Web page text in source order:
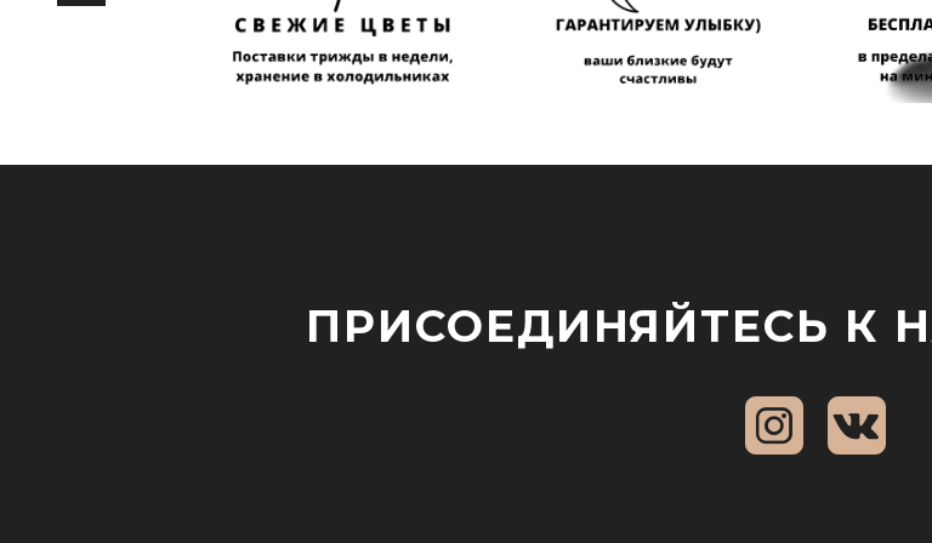
ПРИСОЕДИНЯЙТЕСЬ К